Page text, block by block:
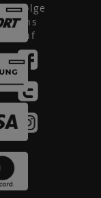
Folge
uns
auf